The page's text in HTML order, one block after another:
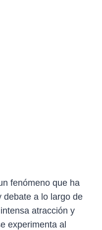
fenómeno que ha
debate a lo largo de
atracción y
experimenta al